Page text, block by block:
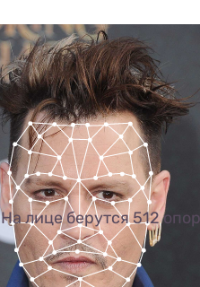
На лице берутся 512